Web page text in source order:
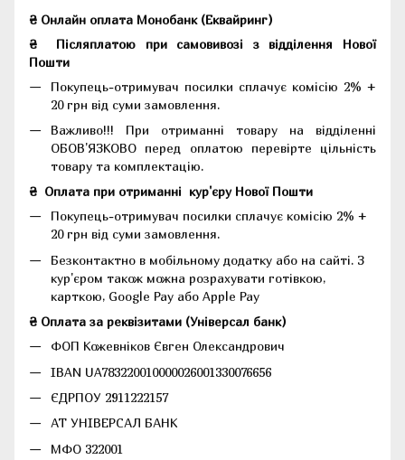
₴ Онлайн оплата Монобанк (Еквайринг)
₴
Післяплатою при самовивозі з відділення Нової
Пошти
Покупець-отримувач посилки сплачує комісію 2% +
20 грн від суми замовлення.
Важливо!!! При отриманні товару на відділенні
ОБОВ'ЯЗКОВО перед оплатою перевірте цільність
товару та комплектацію.
₴ Оплата при отриманні кур'єру Нової Пошти
Покупець-отримувач посилки сплачує комісію 2% +
20 грн від суми замовлення.
Безконтактно в мобільному додатку або на сайті. З
кур'єром також можна розрахувати готівкою,
карткою, Google Pay або Apple Pay
₴ Оплата за реквізитами (Універсал банк)
ФОП Кожевніков Євген Олександрович
IBAN UA783220010000026001330076656
ЄДРПОУ 2911222157
АТ УНІВЕРСАЛ БАНК
МФО 322001